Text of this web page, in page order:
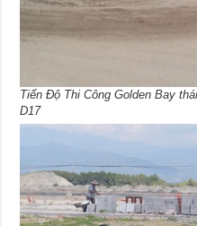
Tiến Độ Thi Công Golden Bay
D17